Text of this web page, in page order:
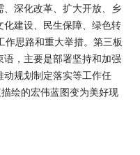
深化改革、扩大开放、乡
建设、民生保障、绿色转
思路和重大举措。第三板
，主要是部署坚持和加强
规划制定落实等工作任
绘的宏伟蓝图变为美好现